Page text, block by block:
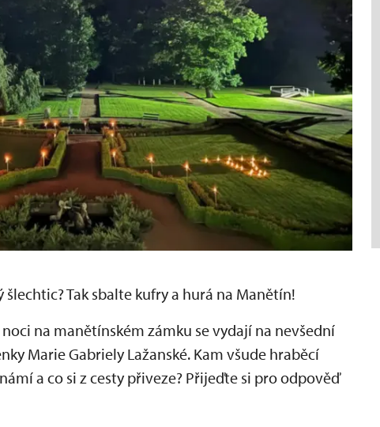
Tak sbalte kufry a hurá na Manětín!
na manětínském zámku se vydají na nevšední
Marie Gabriely Lažanské. Kam všude hraběcí
a co si z cesty přiveze? Přijeďte si pro odpověď